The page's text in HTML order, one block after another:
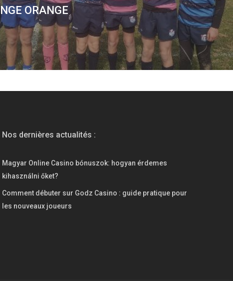
ORANGE
Nos dernières actualités :
Magyar Online Casino bónuszok: hogyan érdemes
kihasználni őket?
Comment débuter sur Godz Casino : guide pratique pour
les nouveaux joueurs